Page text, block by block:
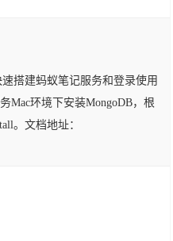
搭建蚂蚁笔记服务和登录使用
Mac环境下安装MongoDB，根
。文档地址：